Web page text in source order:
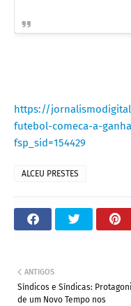
https://
futebol-comeca-a-
fsp_sid=154429
ALCEU PRESTES
ANTIGOS
Síndicos e Síndicas:
de um Novo Tempo nos